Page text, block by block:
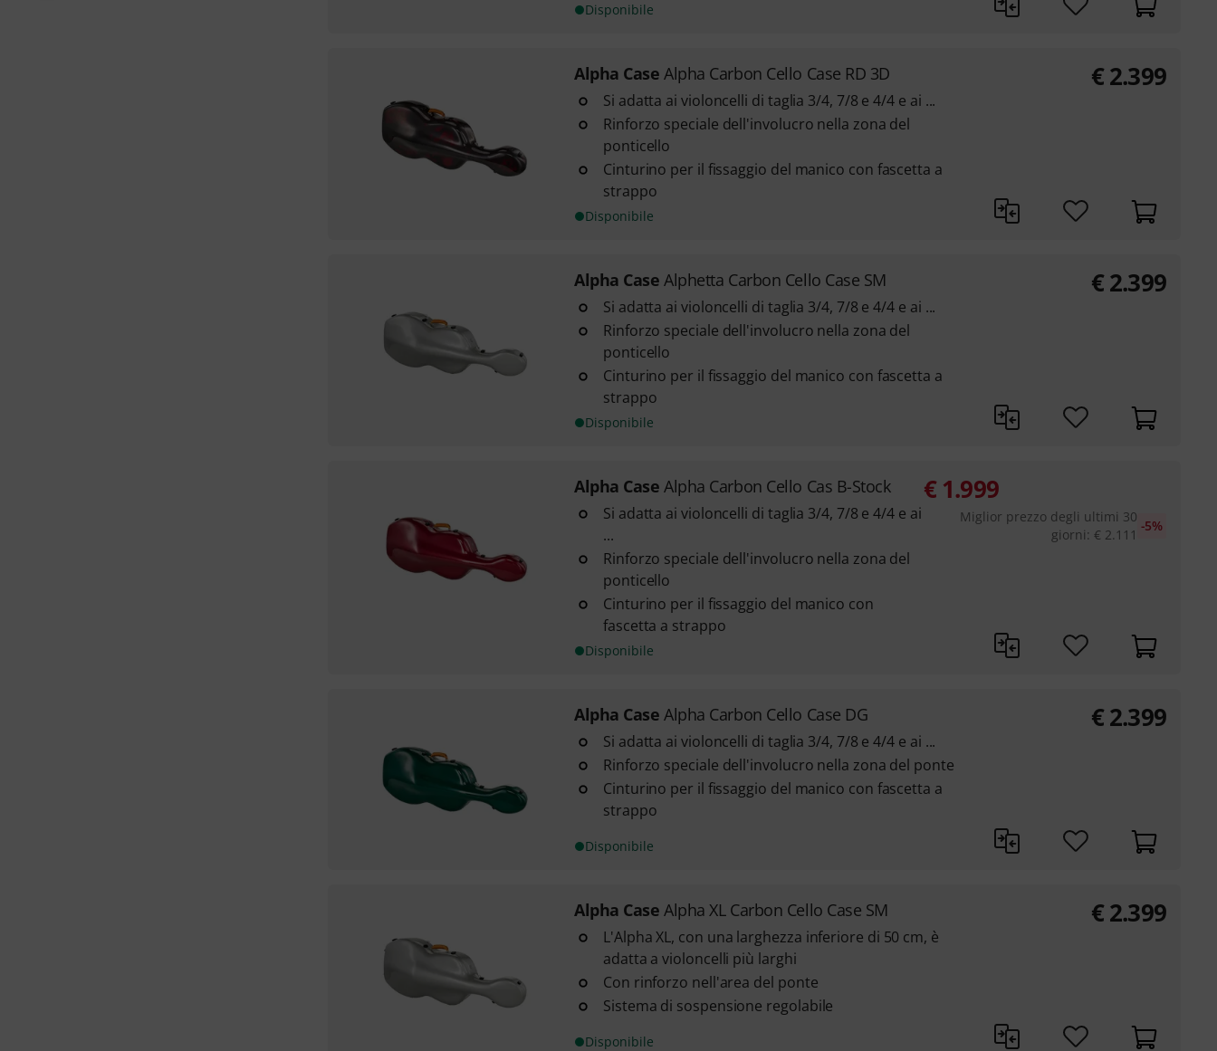
Disponibile
Alpha Case Alpha Carbon Cello Case RD 3D
Si adatta ai violoncelli di taglia 3/4, 7/8 e 4/4 e ai ...
Rinforzo speciale dell'involucro nella zona del
ponticello
Cinturino per il fissaggio del manico con fascetta a
strappo
Disponibile
€ 2.399
Alpha Case Alphetta Carbon Cello Case SM
Si adatta ai violoncelli di taglia 3/4, 7/8 e 4/4 e ai ...
Rinforzo speciale dell'involucro nella zona del
ponticello
Cinturino per il fissaggio del manico con fascetta a
strappo
Disponibile
€ 2.399
Alpha Case Alpha Carbon Cello Cas B-Stock
Si adatta ai violoncelli di taglia 3/4, 7/8 e 4/4 e ai
...
Rinforzo speciale dell'involucro nella zona del
ponticello
Cinturino per il fissaggio del manico con
fascetta a strappo
Disponibile
€ 1.999
Miglior prezzo degli ultimi 30
giorni: € 2.111
-5%
Alpha Case Alpha Carbon Cello Case DG
Si adatta ai violoncelli di taglia 3/4, 7/8 e 4/4 e ai ...
Rinforzo speciale dell'involucro nella zona del ponte
Cinturino per il fissaggio del manico con fascetta a
strappo
Disponibile
€ 2.399
Alpha Case Alpha XL Carbon Cello Case SM
L'Alpha XL, con una larghezza inferiore di 50 cm, è
adatta a violoncelli più larghi
Con rinforzo nell'area del ponte
Sistema di sospensione regolabile
Disponibile
€ 2.399